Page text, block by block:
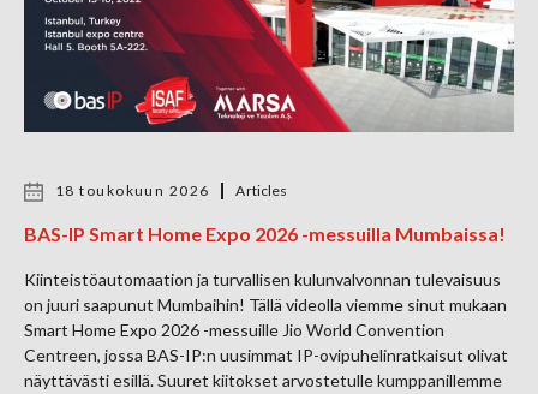
18 toukokuun 2026 Articles
BAS-IP Smart Home Expo 2026 -messuilla Mumbaissa!
Kiinteistöautomaation ja turvallisen kulunvalvonnan tulevaisuus
on juuri saapunut Mumbaihin! Tällä videolla viemme sinut mukaan
Smart Home Expo 2026 -messuille Jio World Convention
Centreen, jossa BAS-IP:n uusimmat IP-ovipuhelinratkaisut olivat
näyttävästi esillä. Suuret kiitokset arvostetulle kumppanillemme